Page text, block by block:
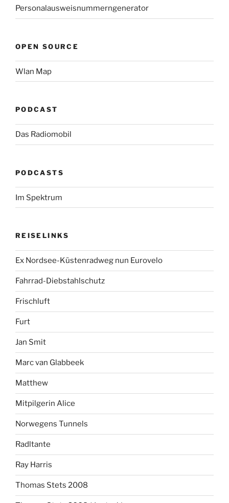
Personalausweisnummerngenerator
OPEN SOURCE
Wlan Map
PODCAST
Das Radiomobil
PODCASTS
Im Spektrum
REISELINKS
Ex Nordsee-Küstenradweg nun Eurovelo
Fahrrad-Diebstahlschutz
Frischluft
Furt
Jan Smit
Marc van Glabbeek
Matthew
Mitpilgerin Alice
Norwegens Tunnels
Radltante
Ray Harris
Thomas Stets 2008